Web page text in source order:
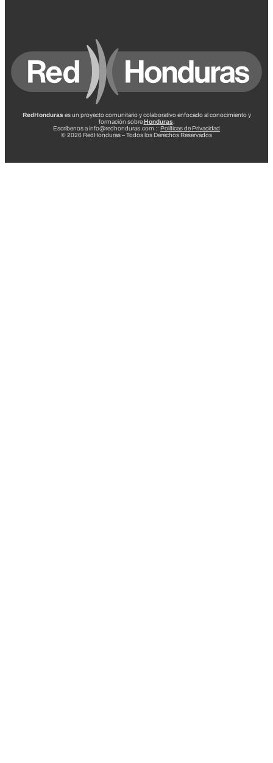
RedHonduras es un proyecto comunitario y colaborativo enfocado al conocimiento y
formación sobre Honduras.
Escríbenos a info@redhonduras.com :: Políticas de Privacidad
© 2026 RedHonduras – Todos los Derechos Reservados